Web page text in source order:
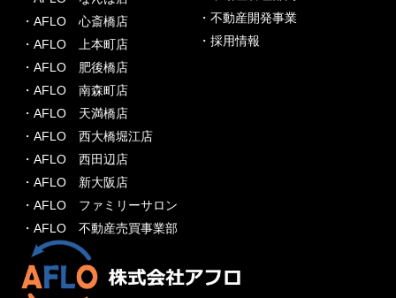
・AFLO 心斎橋店
・AFLO 上本町店
・AFLO 肥後橋店
・AFLO 南森町店
・AFLO 天満橋店
・AFLO 西大橋堀江店
・AFLO 西田辺店
・AFLO 新大阪店
・AFLO ファミリーサロン
・AFLO 不動産売買事業部
・不動産開発事業
・採用情報